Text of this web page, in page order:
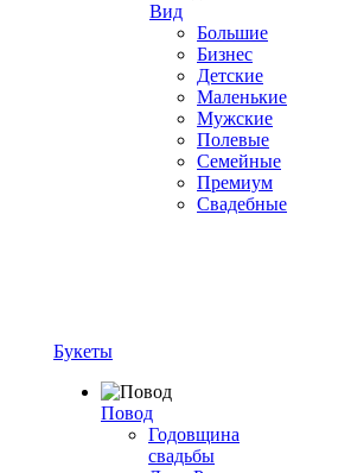
Вид
Большие
Бизнес
Детские
Маленькие
Мужские
Полевые
Семейные
Премиум
Свадебные
Букеты
Повод
Годовщина
свадьбы